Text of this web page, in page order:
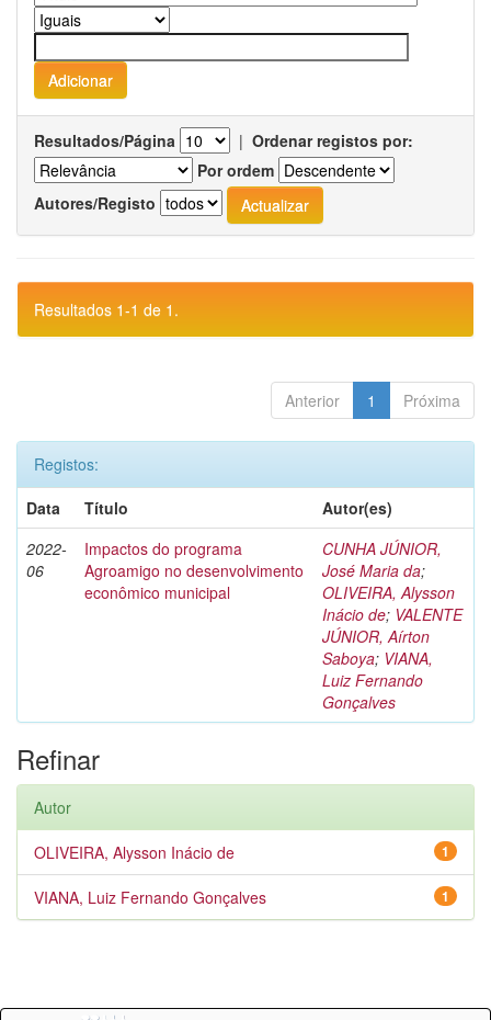
Resultados/Página | Ordenar registos por:
Por ordem
Autores/Registo
Resultados 1-1 de 1.
Anterior 1 Próxima
Registos:
Data
Título
Autor(es)
2022-
06
Impactos do programa
Agroamigo no desenvolvimento
econômico municipal
CUNHA JÚNIOR,
José Maria da;
OLIVEIRA, Alysson
Inácio de; VALENTE
JÚNIOR, Aírton
Saboya; VIANA,
Luiz Fernando
Gonçalves
Refinar
Autor
1
OLIVEIRA, Alysson Inácio de
1
VIANA, Luiz Fernando Gonçalves